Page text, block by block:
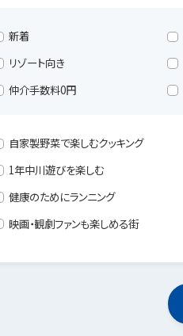
新着
リゾート向き
仲介手数料0円
自家製野菜で楽しむクッキング
1年中川遊びを楽しむ
健康のためにランニング
映画・観劇ファンも楽しめる街